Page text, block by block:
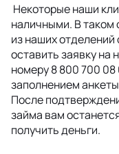
Некоторые наши
наличными. В таком
из наших
оставить заявку на
номеру 8 800 700
заполнением
После
займа вам
получить деньги.